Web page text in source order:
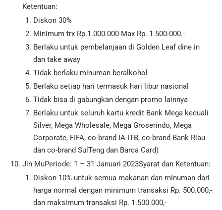
Ketentuan:
Diskon 30%
Minimum trx Rp.1.000.000 Max Rp. 1.500.000.-
Berlaku untuk pembelanjaan di Golden Leaf dine in
dan take away
Tidak berlaku minuman beralkohol
Berlaku setiap hari termasuk hari libur nasional
Tidak bisa di gabungkan dengan promo lainnya
Berlaku untuk seluruh kartu kredit Bank Mega kecuali
Silver, Mega Wholesale, Mega Groserindo, Mega
Corporate, FIFA, co-brand IA-ITB, co-brand Bank Riau
dan co-brand SulTeng dan Barca Card)
Jin MuPeriode: 1 – 31 Januari 2023Syarat dan Ketentuan:
Diskon 10% untuk semua makanan dan minuman dari
harga normal dengan minimum transaksi Rp. 500.000,-
dan maksimum transaksi Rp. 1.500.000,-